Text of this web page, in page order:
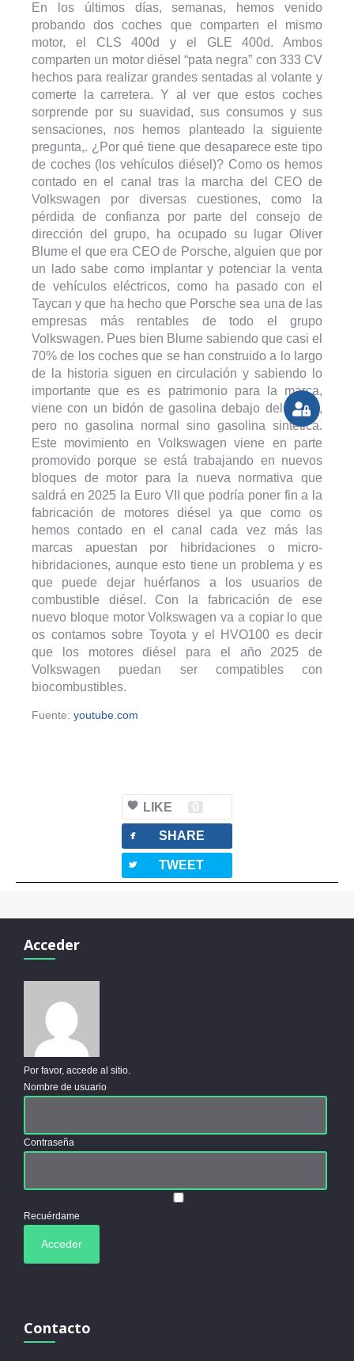
En los últimos días, semanas, hemos venido
probando dos coches que comparten el mismo
motor, el CLS 400d y el GLE 400d. Ambos
comparten un motor diésel “pata negra” con 333 CV
hechos para realizar grandes sentadas al volante y
comerte la carretera. Y al ver que estos coches
sorprende por su suavidad, sus consumos y sus
sensaciones, nos hemos planteado la siguiente
pregunta,. ¿Por qué tiene que desaparece este tipo
de coches (los vehículos diésel)? Como os hemos
contado en el canal tras la marcha del CEO de
Volkswagen por diversas cuestiones, como la
pérdida de confianza por parte del consejo de
dirección del grupo, ha ocupado su lugar Oliver
Blume el que era CEO de Porsche, alguien que por
un lado sabe como implantar y potenciar la venta
de vehículos eléctricos, como ha pasado con el
Taycan y que ha hecho que Porsche sea una de las
empresas más rentables de todo el grupo
Volkswagen. Pues bien Blume sabiendo que casi el
70% de los coches que se han construido a lo largo
de la historia siguen en circulación y sabiendo lo
importante que es es patrimonio para la marca,
viene con un bidón de gasolina debajo del brazo,
pero no gasolina normal sino gasolina sintética.
Este movimiento en Volkswagen viene en parte
promovido porque se está trabajando en nuevos
bloques de motor para la nueva normativa que
saldrá en 2025 la Euro VII que podría poner fin a la
fabricación de motores diésel ya que como os
hemos contado en el canal cada vez más las
marcas apuestan por hibridaciones o micro-
hibridaciones, aunque esto tiene un problema y es
que puede dejar huérfanos a los usuarios de
combustible diésel. Con la fabricación de ese
nuevo bloque motor Volkswagen va a copiar lo que
os contamos sobre Toyota y el HVO100 es decir
que los motores diésel para el año 2025 de
Volkswagen puedan ser compatibles con
biocombustibles.
Fuente: youtube.com
LIKE 0
facebook SHARE
twitterbird TWEET
Acceder
Por favor, accede al sitio.
Nombre de usuario
Contraseña
Recuérdame
Contacto